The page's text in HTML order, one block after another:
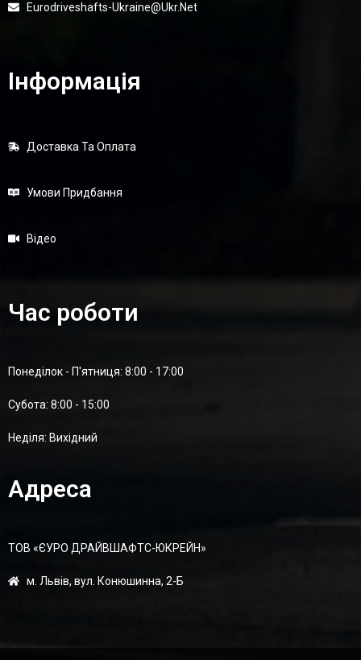
Eurodriveshafts-Ukraine@ukr.net
Інформація
Доставка Та Оплата
Умови Придбання
Відео
Час роботи
Понеділок - П'ятниця: 8:00 - 17:00
Суботa: 8:00 - 15:00
Неділя: Вихідний
Адреса
ТОВ «ЄУРО ДРАЙВШАФТC-ЮКРЕЙН»
м. Львів, вул. Конюшинна, 2-Б